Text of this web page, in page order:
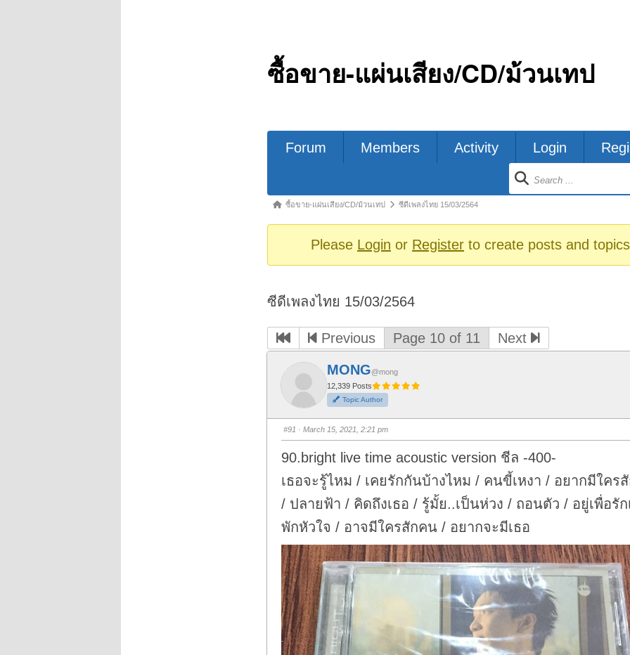
ซื้อขาย-แผ่นเสียง/CD/ม้วนเทป
Forum
Forum Members Activity Login
Forum
breadcrumbs
here:
ซื้อขาย-แผ่นเสียง/CD/ม้วนเทป ซีดีเพลงไทย 15/03/2564
Please Login or Registerto create posts and
ซีดีเพลงไทย 15/03/2564
Previous Page 10 of 11 Next
MONG@mong
12,339 Posts
Topic Author
#91 · March 15, 2021, 2:21 pm
90.bright live time acoustic version ชีล -400-
เธอจะรู้ไหม / เคยรักกันบ้างไหม / คนขี้เหงา / อยากมีใคร
/ ปลายฟ้า / คิดถึงเธอ / รู้มั้ย..เป็นห่วง / ถอนตัว / อยู่เพื่อรัก
พักหัวใจ / อาจมีใครสักคน / อยากจะมีเธอ